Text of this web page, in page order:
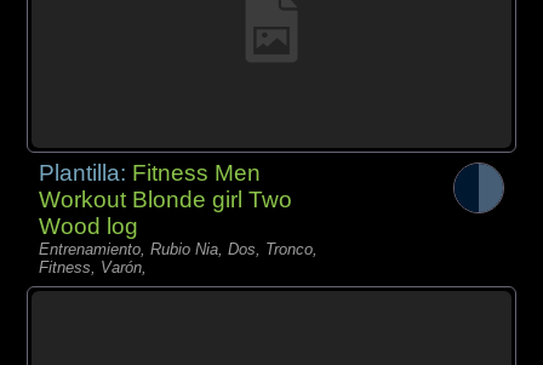
Plantilla: Fitness Men
Workout Blonde girl Two
Wood log
Entrenamiento, Rubio Nia, Dos, Tronco,
Fitness, Varón,